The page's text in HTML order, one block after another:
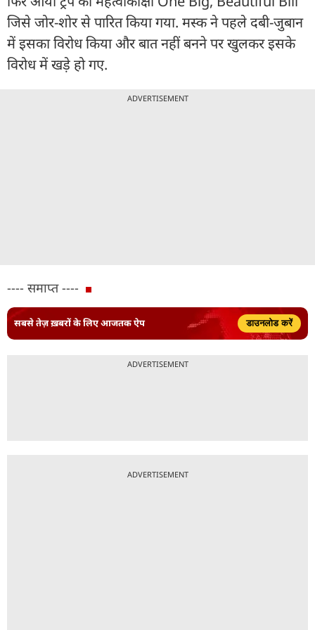
जिसे जोर-शोर से पारित किया गया. मस्क ने पहले दबी-जुबान
में इसका विरोध किया और बात नहीं बनने पर खुलकर इसके
विरोध में खड़े हो गए.
ADVERTISEMENT
---- समाप्त ----
सबसे तेज़ ख़बरों के लिए आजतक ऐप डाउनलोड करें
ADVERTISEMENT
ADVERTISEMENT